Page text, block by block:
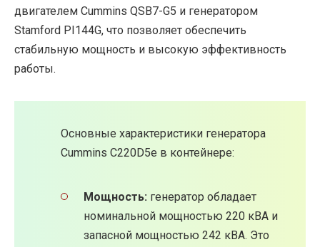
двигателем Cummins QSB7-G5 и генератором
Stamford PI144G, что позволяет обеспечить
стабильную мощность и высокую эффективность
работы.
Основные характеристики генератора
Cummins C220D5e в контейнере:
Мощность: генератор обладает
номинальной мощностью 220 кВА и
запасной мощностью 242 кВА. Это